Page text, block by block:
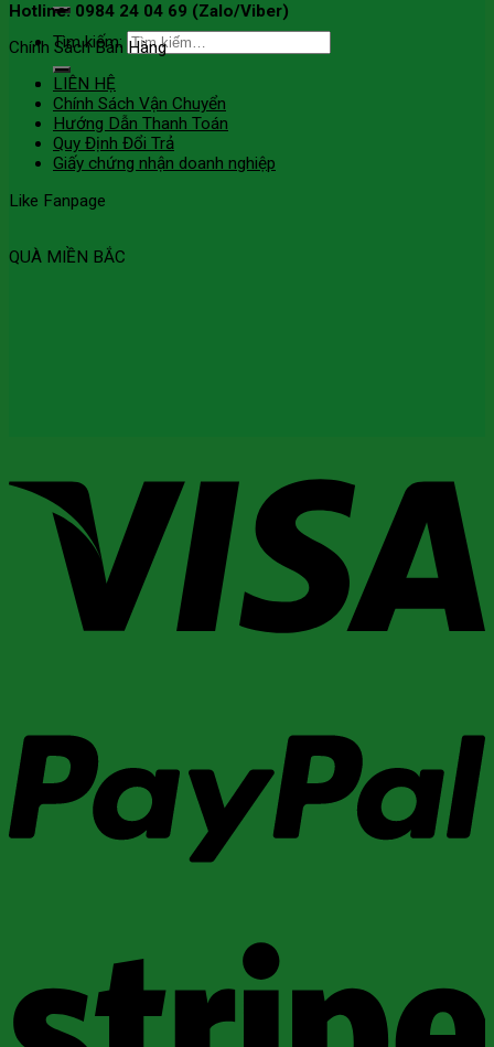
Tìm kiếm:
Hotline: 0984 24 04 69 (Zalo/Viber)
Chính Sách Bán Hàng
LIÊN HỆ
Chính Sách Vận Chuyển
Hướng Dẫn Thanh Toán
Quy Định Đổi Trả
Giấy chứng nhận doanh nghiệp
Like Fanpage
QUÀ MIỀN BẮC